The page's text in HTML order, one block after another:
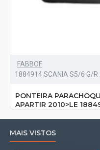
FABBOF
1884914 SCANIA S5/6 G/R
PONTEIRA
APARTIR 2010>LE
MAIS VISTOS